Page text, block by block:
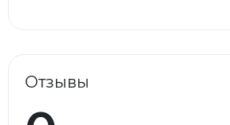
Отзывы